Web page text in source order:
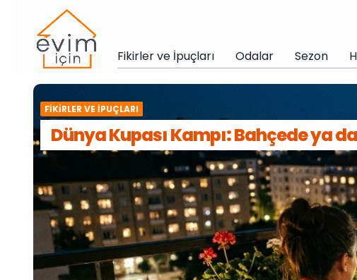
Fikirler ve İpuçları Odalar Sezon
FIKIRLER VE İPUÇLARI
Dünya Kupası Kampı: Bahçede ya